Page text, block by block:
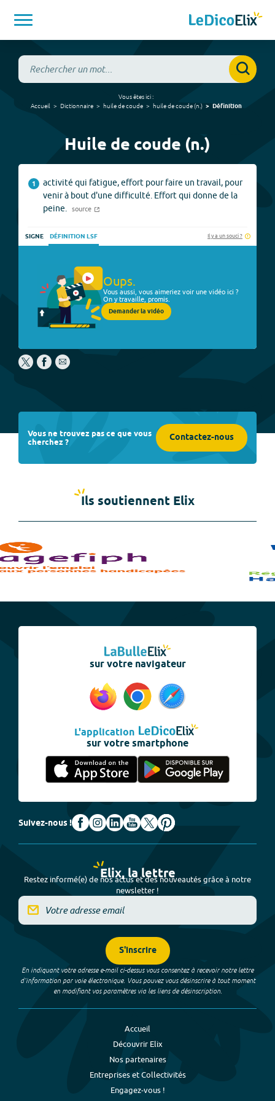
Vous êtes ici :
Accueil
Dictionnaire huile de coude huile de coude(n. ) Définition
Huile de coude (n.)
1
activité qui fatigue, effort pour faire un travail, pour
venir à bout d'une difficulté. Effort qui donne de la
peine.
source
SIGNE DÉFINITION LSF Il y a un souci ?
Oups.
Vous aussi, vous aimeriez voir une vidéo ici ?
On y travaille, promis.
Demander la vidéo
Vous ne trouvez pas ce que vous
cherchez ? Contactez-nous
Ils soutiennent Elix
sur votre navigateur
L'application
sur votre smartphone
Suivez-nous !
Elix, la lettre
Restez informé(e) de nos actus et des nouveautés grâce à notre
newsletter !
S'inscrire
En indiquant votre adresse e-mail ci-dessus vous consentez à recevoir notre lettre
d’information par voie électronique. Vous pouvez vous désinscrire à tout moment
en modifiant vos paramètres via les liens de désinscription.
Accueil
Découvrir Elix
Nos partenaires
Entreprises et Collectivités
Engagez-vous !